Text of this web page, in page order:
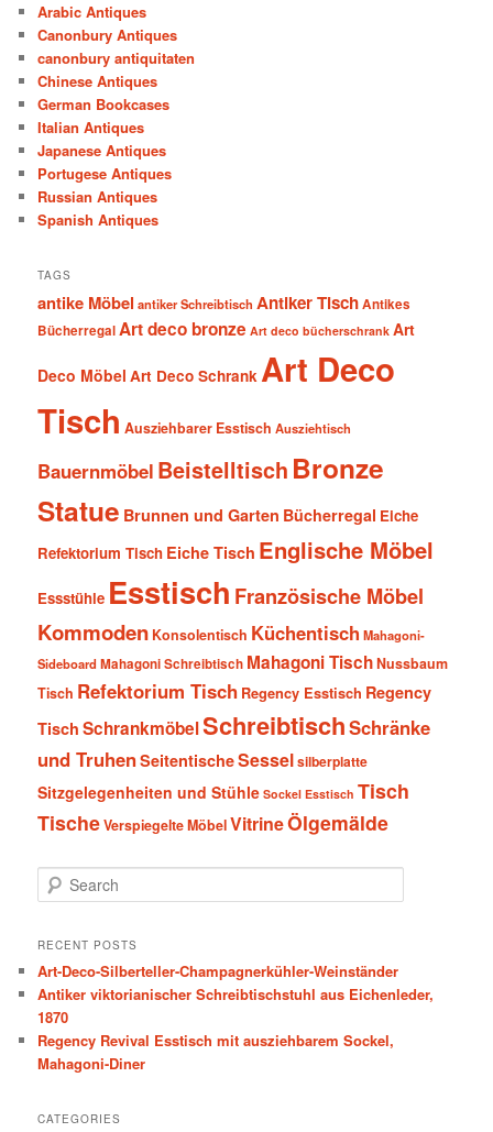
Arabic Antiques
Canonbury Antiques
canonbury antiquitaten
Chinese Antiques
German Bookcases
Italian Antiques
Japanese Antiques
Portugese Antiques
Russian Antiques
Spanish Antiques
TAGS
antike Möbel antiker Schreibtisch Antiker TischAntikes
BücherregalArt deco bronze Art deco bücherschrank Art
Deco Möbel Art Deco Schrank Art Deco
Tisch Ausziehbarer Esstisch Ausziehtisch
Bauernmöbel Beistelltisch Bronze
Statue Brunnen und Garten Bücherregal Eiche
Refektorium Tisch Eiche Tisch Englische Möbel
Essstühle Esstisch Französische Möbel
Kommoden Konsolentisch Küchentisch Mahagoni-
SideboardMahagoni Schreibtisch Mahagoni TischNussbaum
Tisch Refektorium Tisch Regency Esstisch Regency
Tisch SchrankmöbelSchreibtischSchränke
und TruhenSeitentischeSesselsilberplatte
Sitzgelegenheiten und Stühle Sockel Esstisch Tisch
TischeVerspiegelte MöbelVitrineÖlgemälde
e
r
h
RECENT POSTS
Art-Deco-Silberteller-Champagnerkühler-Weinständer
Antiker viktorianischer Schreibtischstuhl aus Eichenleder,
1870
Regency Revival Esstisch mit ausziehbarem Sockel,
Mahagoni-Diner
CATEGORIES